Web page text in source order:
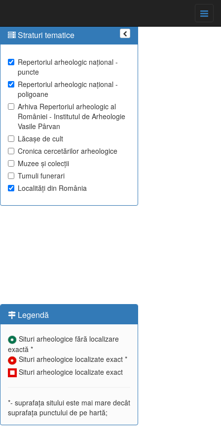
Straturi tematice
Repertoriul arheologic național -
puncte
Repertoriul arheologic național -
poligoane
Arhiva Repertoriul arheologic al
României - Institutul de Arheologie
Vasile Pârvan
Lăcașe de cult
Cronica cercetărilor arheologice
Muzee și colecții
Tumuli funerari
Localități din România
Legendă
Situri arheologice fără localizare
exactă *
Situri arheologice localizate exact *
Situri arheologice localizate exact
*- suprafața sitului este mai mare decât
suprafața punctului de pe hartă;